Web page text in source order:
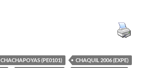
CHACHAPOYAS (PE0101)
CHAQUIL 2006 (EXPE)